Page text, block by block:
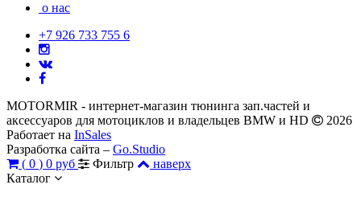
о нас
+7 926 733 755 6
MOTORMIR - интернет-магазин тюнинга зап.частей и
аксессуаров для мотоциклов и владельцев BMW и HD
2026
Работает на InSales
Разработка сайта – Go.Studio
( 0 ) 0 руб Фильтр
наверх
Каталог